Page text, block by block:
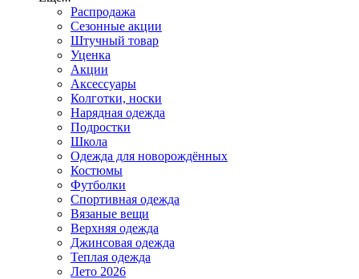
Распродажа
Сезонные акции
Штучный товар
Уценка
Акции
Аксессуары
Колготки, носки
Нарядная одежда
Подростки
Школа
Одежда для новорождённых
Костюмы
Футболки
Спортивная одежда
Вязаные вещи
Верхняя одежда
Джинсовая одежда
Теплая одежда
Лето 2026